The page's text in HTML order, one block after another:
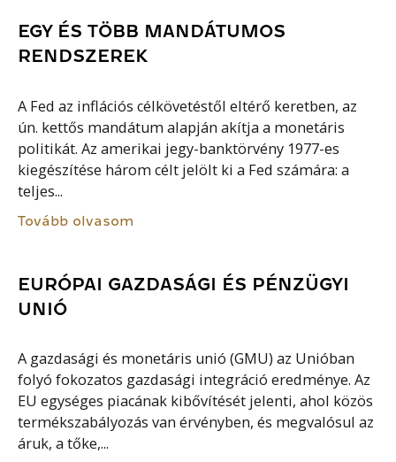
EGY ÉS TÖBB MANDÁTUMOS
RENDSZEREK
A Fed az inflációs célkövetéstől eltérő keretben, az
ún. kettős mandátum alapján akítja a monetáris
politikát. Az amerikai jegy-banktörvény 1977-es
kiegészítése három célt jelölt ki a Fed számára: a
teljes...
Tovább olvasom
EURÓPAI GAZDASÁGI ÉS PÉNZÜGYI
UNIÓ
A gazdasági és monetáris unió (GMU) az Unióban
folyó fokozatos gazdasági integráció eredménye. Az
EU egységes piacának kibővítését jelenti, ahol közös
termékszabályozás van érvényben, és megvalósul az
áruk, a tőke,...